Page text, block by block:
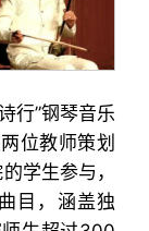
行”钢琴音乐
位教师策划
学生参与，
目，涵盖独